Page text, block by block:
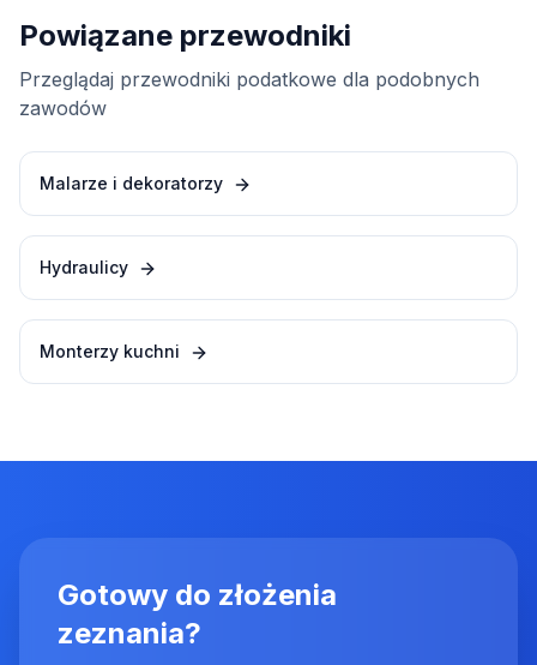
Powiązane przewodniki
Przeglądaj przewodniki podatkowe dla podobnych
zawodów
Malarze i dekoratorzy
Hydraulicy
Monterzy kuchni
Gotowy do złożenia
zeznania?